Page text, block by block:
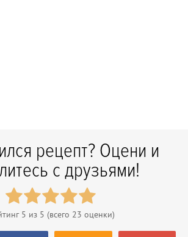
рецепт? Оцени и
с друзьями!
5 из 5 (всего 23 оценки)